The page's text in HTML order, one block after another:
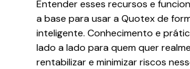
Entender esses recursos e
a base para usar a Quotex de
inteligente. Conhecimento e
lado a lado para quem quer
rentabilizar e minimizar riscos